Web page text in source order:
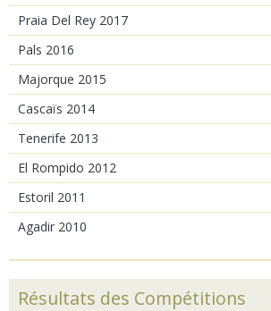
Praia Del Rey 2017
Pals 2016
Majorque 2015
Cascaïs 2014
Tenerife 2013
El Rompido 2012
Estoril 2011
Agadir 2010
Résultats des Compétitions